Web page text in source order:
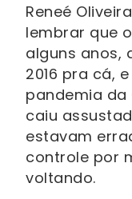
Reneé
lembrar que
alguns anos,
2016 pra cá,
pandemia da
caiu
estavam
controle por
voltando.